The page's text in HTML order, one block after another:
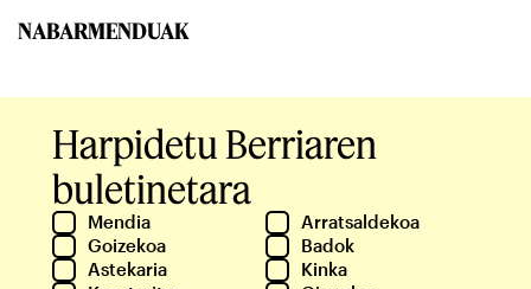
NABARMENDUAK
Harpidetu Berriaren
buletinetara
Mendia
Arratsaldekoa
Goizekoa
Badok
Astekaria
Kinka